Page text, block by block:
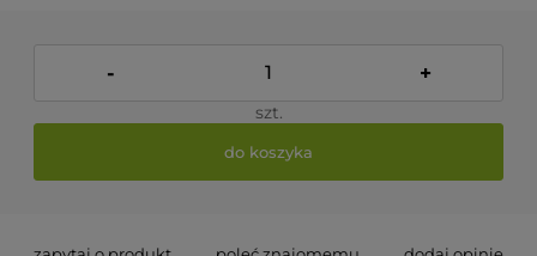
- +
szt.
do koszyka